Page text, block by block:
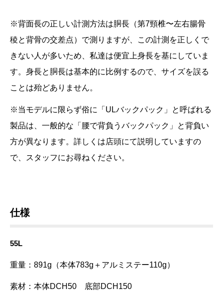
※背面長の正しい計測方法は胴長（第7頸椎〜左右腸骨
稜と背骨の交差点）で測りますが、この計測を正しくで
きない人が多いため、私達は便宜上身長を基にしていま
す。身長と胴長は基本的に比例するので、サイズを誤る
ことは殆どありません。
※当モデルに限らず俗に「ULバックパック」と呼ばれる
製品は、一般的な「腰で背負うバックパック」と背負い
方が異なります。詳しくは店頭にて説明していますの
で、スタッフにお尋ねください。
仕様
55L
重量： 891g（本体783g＋アルミステー110g）
素材： 本体DCH50 底部DCH150